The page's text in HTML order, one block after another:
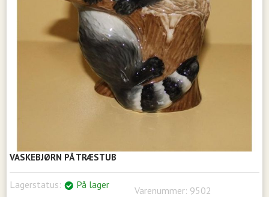
VASKEBJØRN PÅ TRÆSTUB
Lagerstatus: På lager Varenummer: 9502